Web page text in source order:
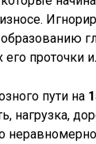
проточки
пути на
нагрузка,